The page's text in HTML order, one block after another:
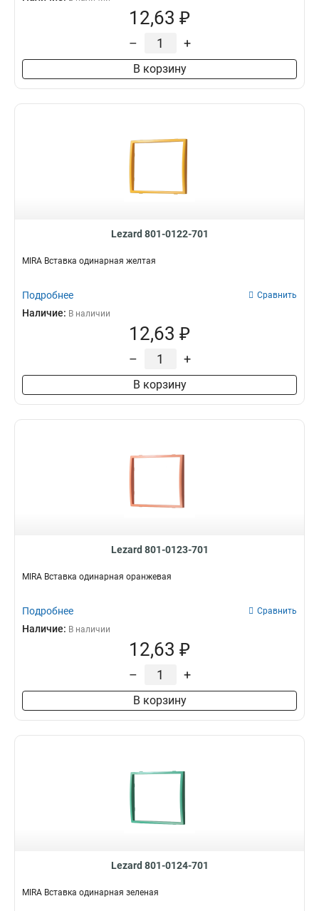
12,63 ₽
– +
В корзину
Lezard 801-0122-701
MIRA Вставка одинарная желтая
Подробнее Сравнить
Наличие: В наличии
12,63 ₽
– +
В корзину
Lezard 801-0123-701
MIRA Вставка одинарная оранжевая
Подробнее Сравнить
Наличие: В наличии
12,63 ₽
– +
В корзину
Lezard 801-0124-701
MIRA Вставка одинарная зеленая